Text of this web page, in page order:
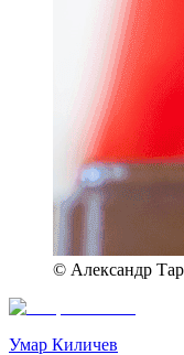
© Александр
Умар Киличев